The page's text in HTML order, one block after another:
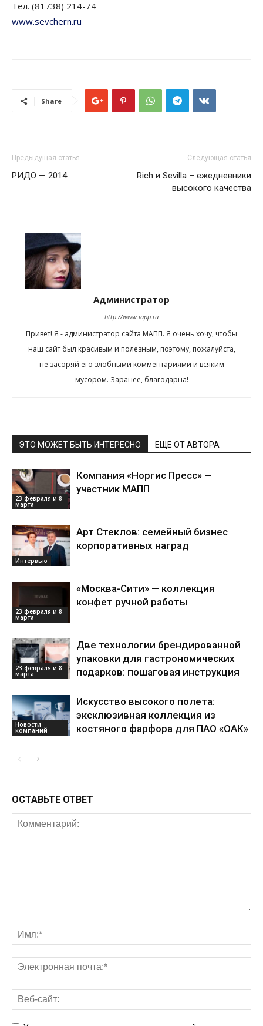
Тел. (81738) 214-74
www.sevchern.ru
Share
Предыдущая статья
РИДО — 2014
Следующая статья
Rich и Sevilla – ежедневники
высокого качества
Администратор
http://www.iapp.ru
Привет! Я - администратор сайта МАПП. Я очень хочу, чтобы
наш сайт был красивым и полезным, поэтому, пожалуйста,
не засоряй его злобными комментариями и всяким
мусором. Заранее, благодарна!
ЭТО МОЖЕТ БЫТЬ ИНТЕРЕСНО ЕЩЕ ОТ АВТОРА
23 февраля и 8
марта
Компания «Норгис Пресс» —
участник МАПП
Интервью
Арт Стеклов: семейный бизнес
корпоративных наград
23 февраля и 8
марта
«Москва-Сити» — коллекция
конфет ручной работы
23 февраля и 8
марта
Две технологии брендированной
упаковки для гастрономических
подарков: пошаговая инструкция
Новости
компаний
Искусство высокого полета:
эксклюзивная коллекция из
костяного фарфора для ПАО «ОАК»
ОСТАВЬТЕ ОТВЕТ